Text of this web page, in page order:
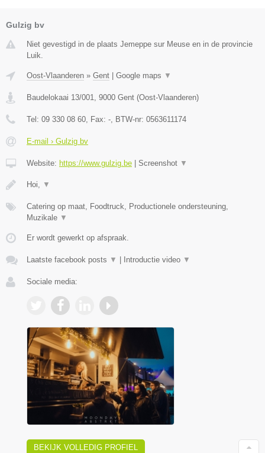
Gulzig bv
Niet gevestigd in de plaats Jemeppe sur Meuse en in de provincie
Luik.
Oost-Vlaanderen » Gent Google maps ▼
Baudelokaai 13/001 9000 Gent (Oost-Vlaanderen)
Tel: 09 330 08 60 , Fax: - , BTW-nr: 0563611174
E-mail › Gulzig bv
Website: https://www.gulzig.be Screenshot ▼
Hoi, ▼
Catering op maat, Foodtruck, Productionele ondersteuning,
Muzikale ▼
Er wordt gewerkt op afspraak.
Laatste facebook posts ▼ Introductie video ▼
Sociale media:
BEKIJK VOLLEDIG PROFIEL